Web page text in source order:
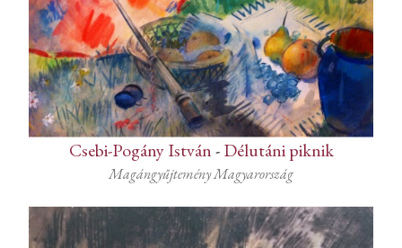
Csebi-Pogány István-Délutáni piknik
Magángyűjtemény Magyarország